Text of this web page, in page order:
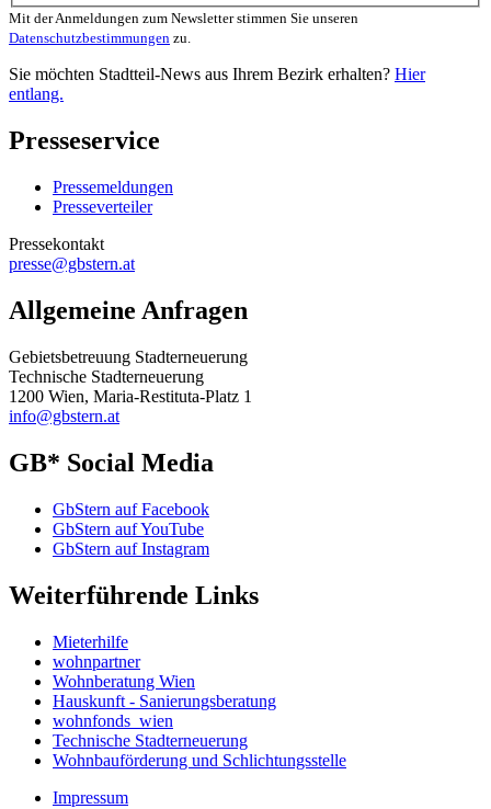
Mit der Anmeldungen zum Newsletter stimmen Sie unseren
Datenschutzbestimmungen zu.
Sie möchten Stadtteil-News aus Ihrem Bezirk erhalten? Hier
entlang.
Presseservice
Pressemeldungen
Presseverteiler
Pressekontakt
presse@gbstern.at
Allgemeine Anfragen
Gebietsbetreuung Stadterneuerung
Technische Stadterneuerung
1200 Wien, Maria-Restituta-Platz 1
info@gbstern.at
GB* Social Media
GbStern auf Facebook
GbStern auf YouTube
GbStern auf Instagram
Weiterführende Links
Mieterhilfe
wohnpartner
Wohnberatung Wien
Hauskunft - Sanierungsberatung
wohnfonds_wien
Technische Stadterneuerung
Wohnbauförderung und Schlichtungsstelle
Impressum